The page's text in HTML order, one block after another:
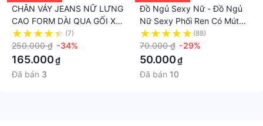
CHÂN VÁY JEANS NỮ LƯNG
CAO FORM DÀI QUA GỐI XẺ
TRƯỚC MÀU XANH ĐẬM
ĐEN LAI CUỐN TÔN DÁNG
SIÊU TRẺ TRUNG
(7)
250.000 ₫ -34%
165.000₫
Đã bán 3
Đồ Ngủ Sexy Nữ - Đồ Ngủ
Nữ Sexy Phối Ren Có Mút
Ngực Free Size 40-55kg
(88)
70.000 ₫ -29%
50.000₫
Đã bán 10